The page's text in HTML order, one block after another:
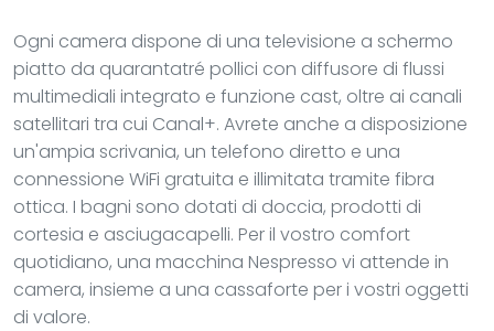
Ogni camera dispone di una televisione a schermo
piatto da quarantatré pollici con diffusore di flussi
multimediali integrato e funzione cast, oltre ai canali
satellitari tra cui Canal+. Avrete anche a disposizione
un'ampia scrivania, un telefono diretto e una
connessione WiFi gratuita e illimitata tramite fibra
ottica. I bagni sono dotati di doccia, prodotti di
cortesia e asciugacapelli. Per il vostro comfort
quotidiano, una macchina Nespresso vi attende in
camera, insieme a una cassaforte per i vostri oggetti
di valore.